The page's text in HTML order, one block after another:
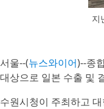
지
서울--(뉴스와이어)--종
대상으로 일본 수출 및
수원시청이 주최하고